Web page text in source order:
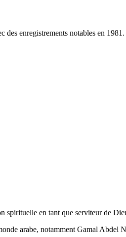
des enregistrements notables en 1981.
en tant que serviteur de
arabe, notamment Gamal Abdel